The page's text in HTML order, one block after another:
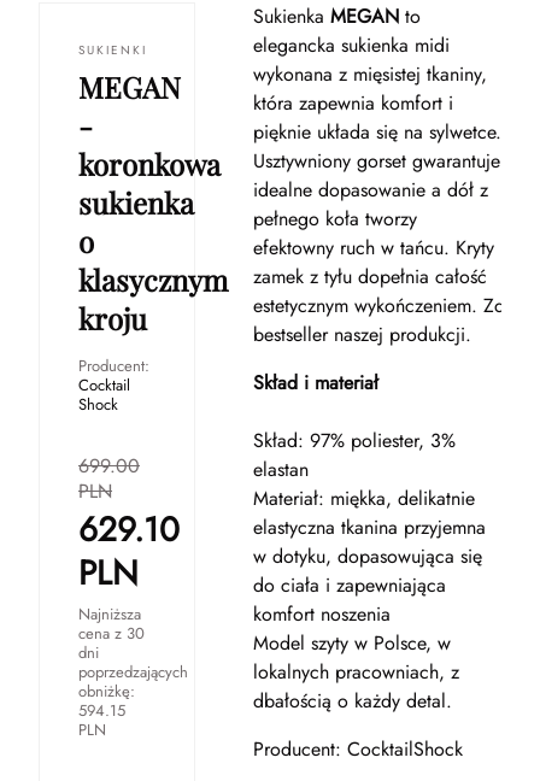
SUKIENKI
MEGAN
-
koronkowa
sukienka
o
klasycznym
kroju
Producent:
Cocktail
Shock
699.00
PLN
629.10
PLN
Najniższa
cena z 30
dni
poprzedzających
obniżkę:
594.15
PLN
Sukienka MEGANto
elegancka sukienka midi
wykonana z mięsistej tkaniny,
która zapewnia komfort i
pięknie układa się na sylwetce.
Usztywniony gorset gwarantuje
idealne dopasowanie a dół z
pełnego koła tworzy
efektowny ruch w tańcu. Kryty
zamek z tyłu dopełnia całość
estetycznym wykończeniem.
bestseller naszej produkcji.
Skład i materiał
Skład: 97% poliester, 3%
elastan
Materiał: miękka, delikatnie
elastyczna tkanina przyjemna
w dotyku, dopasowująca się
do ciała i zapewniająca
komfort noszenia
Model szyty w Polsce, w
lokalnych pracowniach, z
dbałością o każdy detal.
Producent: CocktailShock